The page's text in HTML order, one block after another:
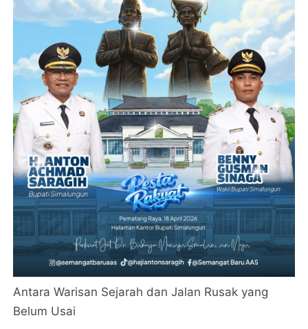
Antara Warisan Sejarah dan Jalan Rusak yang
Belum Usai